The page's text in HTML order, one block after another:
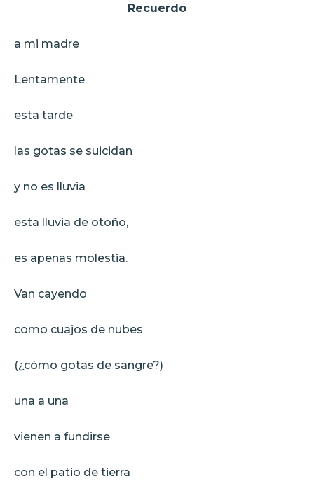
Recuerdo
a mi madre
Lentamente
esta tarde
las gotas se suicidan
y no es lluvia
esta lluvia de otoño,
es apenas molestia.
Van cayendo
como cuajos de nubes
(¿cómo gotas de sangre?)
una a una
vienen a fundirse
con el patio de tierra